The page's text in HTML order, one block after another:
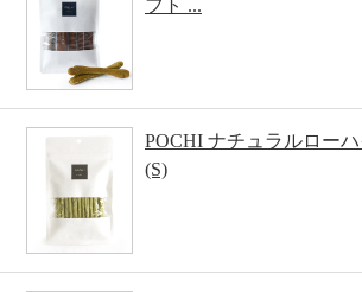
フト ...
POCHI ナチュラルロー
(S)